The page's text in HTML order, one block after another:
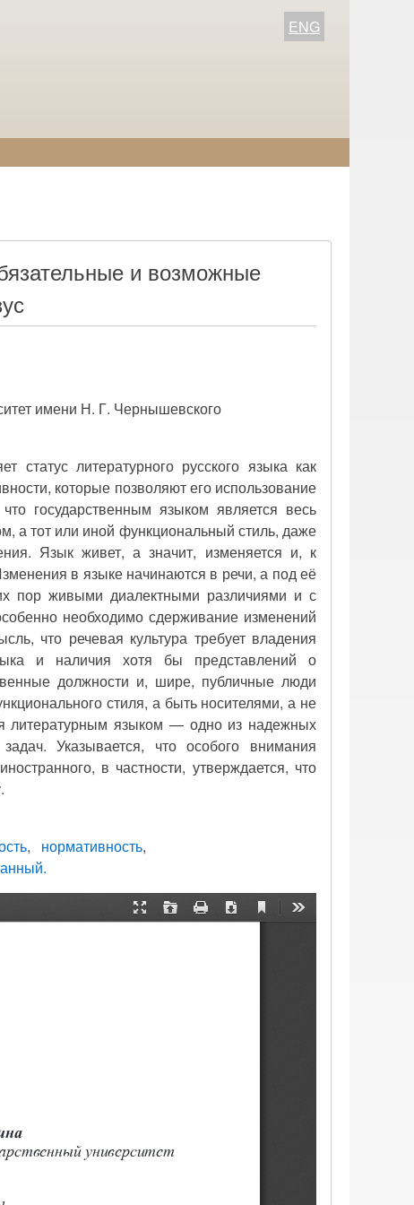
ENG
и возможные
имени Н. Г. Чернышевского
статус литературного русского языка как
которые позволяют его использование
государственным языком является весь
а тот или иной функциональный стиль, даже
Язык живет, а значит, изменяется и, к
в языке начинаются в речи, а под её
пор живыми диалектными различиями и с
необходимо сдерживание изменений
что речевая культура требует владения
и наличия хотя бы представлений о
должности и, шире, публичные люди
стиля, а быть носителями, а не
литературным языком — одно из надежных
Указывается, что особого внимания
в частности, утверждается, что
нормативность